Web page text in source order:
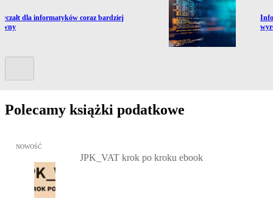
do artykułu:
dla informatyków coraz bardziej
Polecamy książki podatkowe
Przejdź do: JPK_VAT krok po kroku ebook, Patrycja Kubiesa -
NOWOŚĆ
JPK_VAT krok po kroku ebook